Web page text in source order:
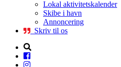
Lokal aktivitetskalender
Skibe i havn
Annoncering
Skriv til os